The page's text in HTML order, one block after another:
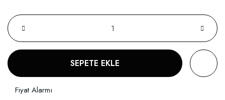
SEPETE EKLE
Fiyat Alarmı